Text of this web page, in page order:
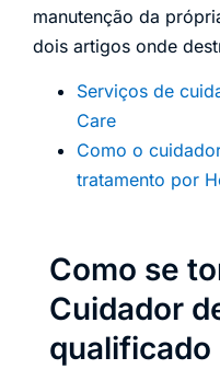
manutenção da
dois artigos onde
Serviços de
Care
Como o
tratamento por
Como se
Cuidador
qualificado